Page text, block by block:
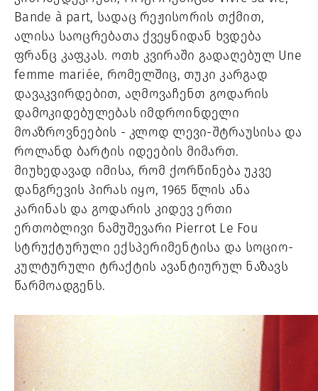
Bande à part, სადაც რეჟისორის თქმით,
ალისა საოცრებათა ქვეყნიდან ხვდება
ფრანც კაფკას. ოთხ კვირაში გადაღებულ Une
femme mariée, რომელშიც, თუკი კარგად
დავაკვირდებით, აღმოვაჩენთ გოდარის
დამოკიდებულებას იმდროინდელი
მოაზროვნეების - კლოდ ლევი-შტრაუსისა და
როლანდ ბარტის იდეების მიმართ.
მიუხედავად იმისა, რომ ქორწინება უკვე
დანგრევის პირას იყო, 1965 წლის ანა
კარინას და გოდარის კიდევ ერთი
ერთობლივი ნამუშევარი Pierrot Le Fou
სტრუქტურული ექსპერიმენტისა და სოციო-
კულტურული ტრაქტის ავანტიურულ ნაზავს
წარმოადგენს.